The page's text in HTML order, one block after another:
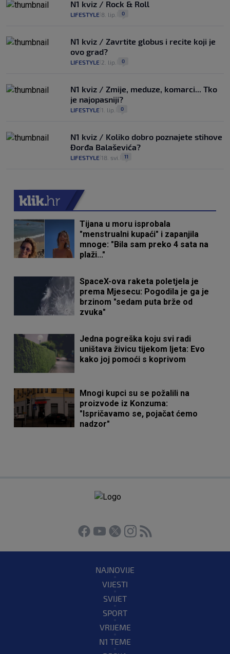
N1 kviz / Rock & Roll
LIFESTYLE 8. lip. 0
N1 kviz / Zavrtite globus i recite koji je
ovo grad?
LIFESTYLE 2. lip. 0
N1 kviz / Zmije, meduze, komarci... Tko
je najopasniji?
LIFESTYLE 1. lip. 0
N1 kviz / Koliko dobro poznajete stihove
Đorđa Balaševića?
LIFESTYLE 18. svi. 11
Tijana u moru isprobala
"menstrualni kupaći" i zapanjila
mnoge: "Bila sam preko 4 sata na
plaži..."
SpaceX-ova raketa poletjela je
prema Mjesecu: Pogodila je ga je
brzinom "sedam puta brže od
zvuka"
Jedna pogreška koju svi radi
uništava živicu tijekom ljeta: Evo
kako joj pomoći s koprivom
Mnogi kupci su se požalili na
proizvode iz Konzuma:
"Ispričavamo se, pojačat ćemo
nadzor"
NAJNOVIJE
VIJESTI
SVIJET
SPORT
VRIJEME
N1 TEME